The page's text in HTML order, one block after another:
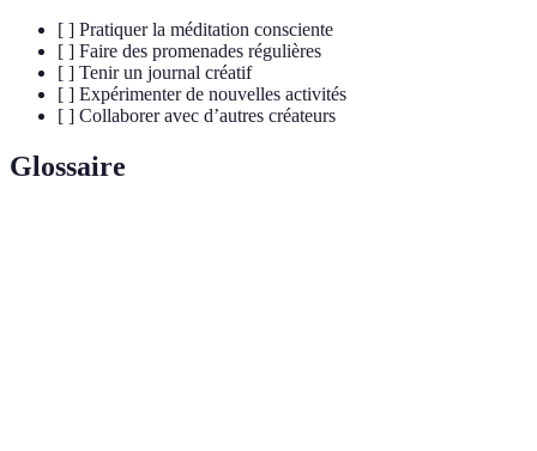
[ ] Pratiquer la méditation consciente
[ ] Faire des promenades régulières
[ ] Tenir un journal créatif
[ ] Expérimenter de nouvelles activités
[ ] Collaborer avec d’autres créateurs
Glossaire